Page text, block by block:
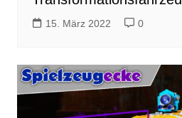
15. März 2022 0